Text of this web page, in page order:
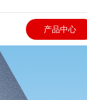
产品中心